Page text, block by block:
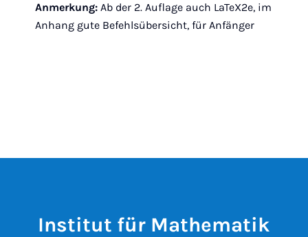
Anmerkung: Ab der 2. Auflage auch LaTeX2e, im
Anhang gute Befehlsübersicht, für Anfänger
Institut für Mathematik